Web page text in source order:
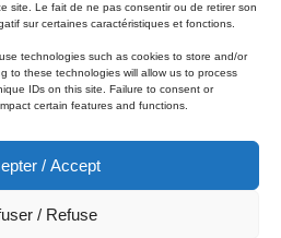
site. Le fait de ne pas consentir ou de retirer son
sur certaines caractéristiques et fonctions.
technologies such as cookies to store and/or
to these technologies will allow us to process
IDs on this site. Failure to consent or
certain features and functions.
/ Accept
/ Refuse
surpasse les normes
Zéro-COV, tous nos produits à base